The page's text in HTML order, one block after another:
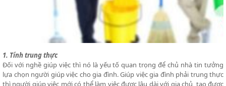
1. Tính trung thực
Đối với nghề giúp việc thì nó là yếu tố quan trọng để chủ nhà tin tưởng
lựa chọn người giúp việc cho gia đình. Giúp việc gia đình phải trung thực
thì người giúp việc mới có thể làm việc được lâu dài với gia chủ, tạo được